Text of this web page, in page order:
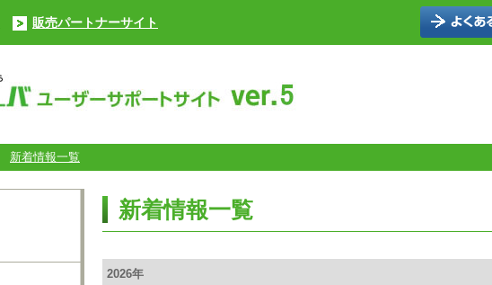
販売パートナーサイト
新着情報一覧
新着情報一覧
2026年